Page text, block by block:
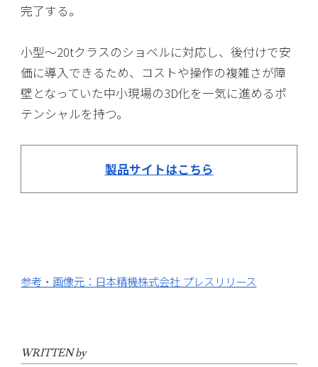
完了する。
小型〜20tクラスのショベルに対応し、後付けで安
価に導入できるため、コストや操作の複雑さが障
壁となっていた中小現場の3D化を一気に進めるポ
テンシャルを持つ。
製品サイトはこちら
参考・画像元：日本精機株式会社 プレスリリース
WRITTEN by